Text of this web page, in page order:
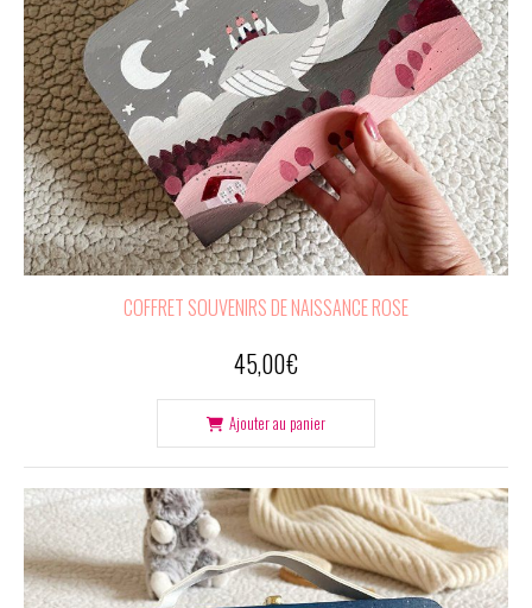
COFFRET SOUVENIRS DE NAISSANCE ROSE
45,00€
Ajouter au panier